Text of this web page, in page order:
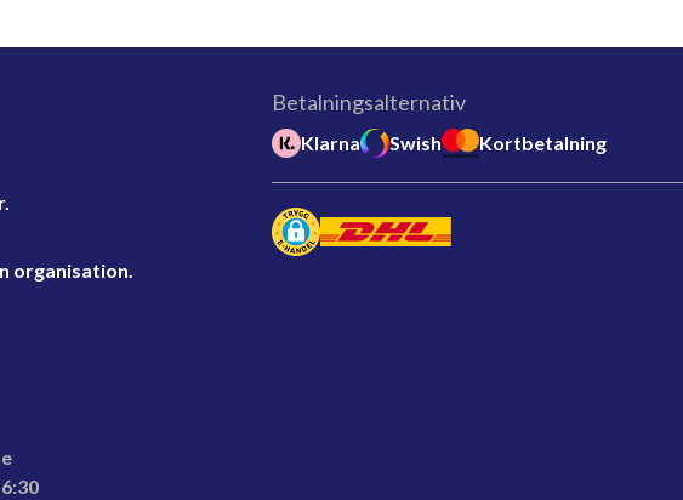
organisation.
Betalningsalternativ
Klarna Swish Kortbetalning